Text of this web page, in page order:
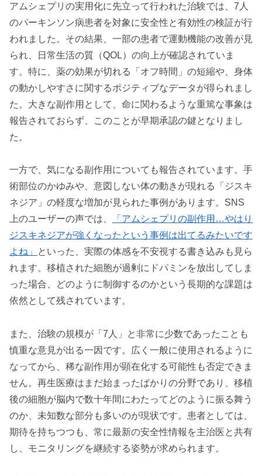
アムシェプリの実用化に先立って行われた治験では、7人
のパーキンソン病患者を対象に安全性と有効性の検証が行
われました。その結果、一部の患者で運動機能の改善が見
られ、日常生活の質（QOL）の向上が確認されていま
す。特に、薬の効果が切れる「オフ時間」の短縮や、身体
の動かしやすさに関するポジティブなデータが得られまし
た。大きな副作用として、命に関わるような重篤な事象は
報告されておらず、このことが早期承認の鍵となりまし
た。
一方で、気になる副作用についても報告されています。手
術部位のかゆみや、意図しない体の動きが現れる「ジスキ
ネジア」の軽度な増加が見られた事例があります。SNS
上のユーザーの声では、
「アムシェプリの副作用…やはり
ジスキネジアが強くなったという事例は出てるみたいです
よね」
といった、実際の体感を不安視する書き込みも見ら
れます。移植された細胞が過剰にドパミンを放出してしま
った場合、どのように制御するのかという長期的な課題は
依然として残されています。
また、治験の規模が「7人」と非常に少数であったことも
慎重な意見が出る一因です。広く一般に使用されるように
なってから、稀な副作用が顕在化する可能性も否定できま
せん。再生医療はまだ始まったばかりの分野であり、移植
後の細胞が脳内で数十年間にわたってどのように振る舞う
のか、未知数な部分も多いのが現状です。患者としては、
期待を持ちつつも、常に最新の安全性情報を主治医と共有
し、モニタリングを継続する姿勢が求められます。